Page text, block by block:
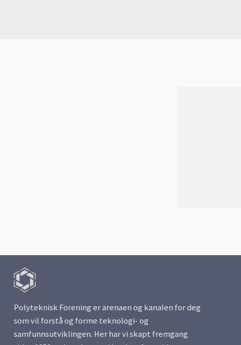
Polyteknisk Forening er arenaen og kanalen for deg
som vil forstå og forme teknologi- og
samfunnsutviklingen. Her har vi skapt fremgang